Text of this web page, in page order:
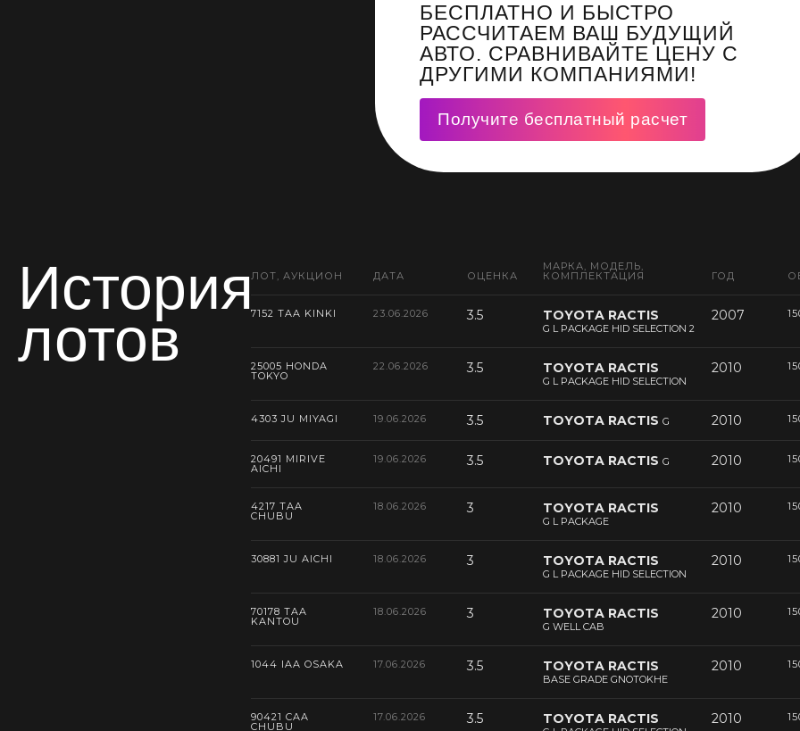
БЕСПЛАТНО И БЫСТРО
РАССЧИТАЕМ ВАШ БУДУЩИЙ
АВТО. СРАВНИВАЙТЕ ЦЕНУ С
ДРУГИМИ КОМПАНИЯМИ!
Получите бесплатный расчет
История
лотов
ЛОТ, АУКЦИОН ДАТА ОЦЕНКА
МАРКА, МОДЕЛЬ,
КОМПЛЕКТАЦИЯ ГОД
7152 TAA KINKI 23.06.2026 3.5 TOYOTA RACTIS
G L PACKAGE HID SELECTION 2
2007
25005 HONDA
TOKYO
22.06.2026 3.5 TOYOTA RACTIS
G L PACKAGE HID SELECTION
2010
4303 JU MIYAGI 19.06.2026 3.5 TOYOTA RACTISG 2010
20491 MIRIVE
AICHI
19.06.2026 3.5 TOYOTA RACTISG 2010
4217 TAA
CHUBU
18.06.2026 3 TOYOTA RACTIS
G L PACKAGE
2010
30881 JU AICHI 18.06.2026 3 TOYOTA RACTIS
G L PACKAGE HID SELECTION
2010
70178 TAA
KANTOU
18.06.2026 3 TOYOTA RACTIS
G WELL CAB
2010
1044 IAA OSAKA 17.06.2026 3.5 TOYOTA RACTIS
BASE GRADE GNOTOKHE
2010
90421 CAA
CHUBU
17.06.2026 3.5 TOYOTA RACTIS 2010